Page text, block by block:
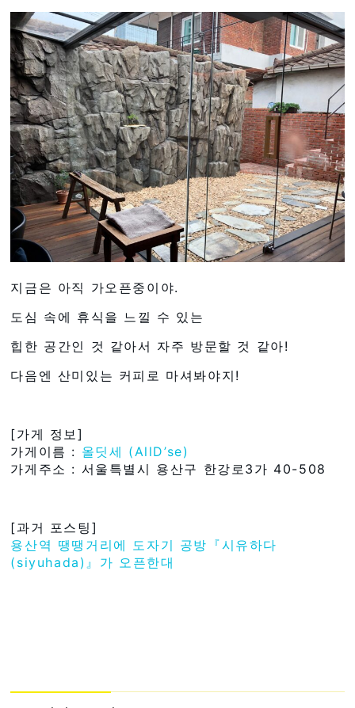
지금은 아직 가오픈중이야.
도심 속에 휴식을 느낄 수 있는
힙한 공간인 것 같아서 자주 방문할 것 같아!
다음엔 산미있는 커피로 마셔봐야지!
[가게 정보]
가게이름 : 올딧세 (AllD’se)
가게주소 : 서울특별시 용산구 한강로3가 40-508
[과거 포스팅]
용산역 땡땡거리에 도자기 공방『시유하다
(siyuhada)』가 오픈한대